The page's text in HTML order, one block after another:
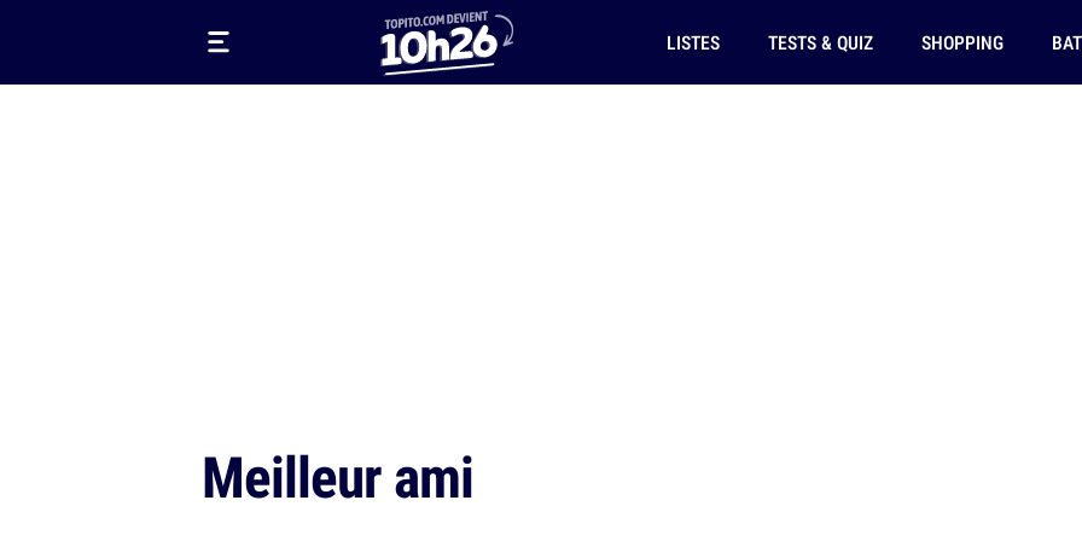
LISTES TESTS & QUIZ SHOPPING
Meilleur ami